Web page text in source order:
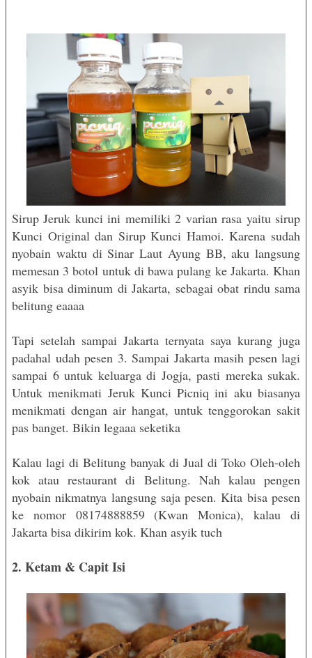
Sirup Jeruk kunci ini memiliki 2 varian rasa yaitu sirup
Kunci Original dan Sirup Kunci Hamoi. Karena sudah
nyobain waktu di Sinar Laut Ayung BB, aku langsung
memesan 3 botol untuk di bawa pulang ke Jakarta. Khan
asyik bisa diminum di Jakarta, sebagai obat rindu sama
belitung eaaaa
Tapi setelah sampai Jakarta ternyata saya kurang juga
padahal udah pesen 3. Sampai Jakarta masih pesen lagi
sampai 6 untuk keluarga di Jogja, pasti mereka sukak.
Untuk menikmati Jeruk Kunci Picniq ini aku biasanya
menikmati dengan air hangat, untuk tenggorokan sakit
pas banget. Bikin legaaa seketika
Kalau lagi di Belitung banyak di Jual di Toko Oleh-oleh
kok atau restaurant di Belitung. Nah kalau pengen
nyobain nikmatnya langsung saja pesen. Kita bisa pesen
ke nomor 08174888859 (Kwan Monica), kalau di
Jakarta bisa dikirim kok. Khan asyik tuch
2. Ketam & Capit Isi